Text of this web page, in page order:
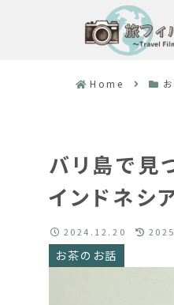
Home
バリ島で見
インドネシ
お茶のお話
2024.12.20